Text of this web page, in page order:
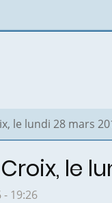
le lundi 28 mars
le
19:26